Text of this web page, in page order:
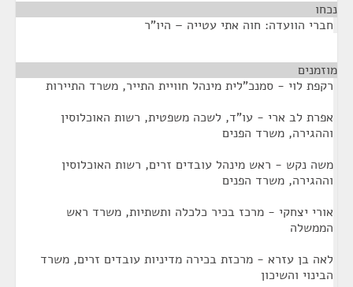
נכחו
חברי הוועדה: חוה אתי עטייה – היו"ר
מוזמנים
רקפת לוי - סמנכ"לית מינהל חוויית התייר, משרד התיירות
אפרת לב ארי - עו"ד, לשכה משפטית, רשות האוכלוסין
וההגירה, משרד הפנים
משה נקש - ראש מינהל עובדים זרים, רשות האוכלוסין
וההגירה, משרד הפנים
אורי יצחקי - מרכז בכיר כלכלה ותשתיות, משרד ראש
הממשלה
לאה בן עזרא - מרכזת בכירה מדיניות עובדים זרים, משרד
הבינוי והשיכון